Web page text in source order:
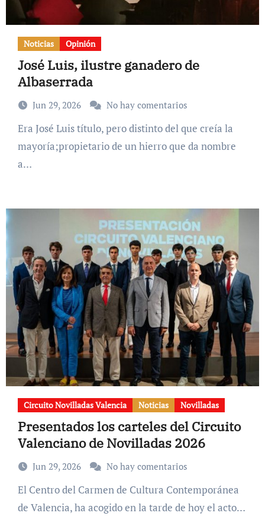
Noticias Opinión
José Luis, ilustre ganadero de
Albaserrada
Jun 29, 2026 No hay comentarios
Era José Luis título, pero distinto del que creía la
mayoría;propietario de un hierro que da nombre
a…
Circuito Novilladas Valencia Noticias Novilladas
Presentados los carteles del Circuito
Valenciano de Novilladas 2026
Jun 29, 2026 No hay comentarios
El Centro del Carmen de Cultura Contemporánea
de Valencia, ha acogido en la tarde de hoy el acto…